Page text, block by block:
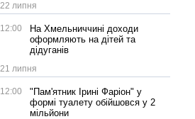
22 липня
12:00
На Хмельниччині доходи
оформляють на дітей та
дідуганів
21 липня
12:00
"Пам'ятник Ірині Фаріон" у
формі туалету обійшовся у 2
мільйони